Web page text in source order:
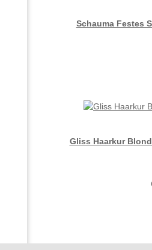
Schauma Festes
Gliss Haarkur